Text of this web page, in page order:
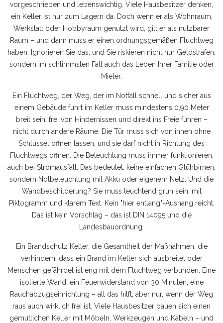
vorgeschrieben und lebenswichtig. Viele Hausbesitzer denken,
ein Keller ist nur zum Lagern da. Doch wenn er als Wohnraum,
Werkstatt oder Hobbyraum genutzt wird, gilt er als nutzbarer
Raum – und dann muss er einen ordnungsgemäßen Fluchtweg
haben. Ignorieren Sie das, und Sie riskieren nicht nur Geldstrafen,
sondern im schlimmsten Fall auch das Leben Ihrer Familie oder
Mieter.
Ein Fluchtweg der Weg, der im Notfall schnell und sicher aus
einem Gebäude führtim Keller muss mindestens 0,90 Meter
breit sein, frei von Hindernissen und direkt ins Freie führen –
nicht durch andere Räume. Die Tür muss sich von innen ohne
Schlüssel öffnen lassen, und sie darf nicht in Richtung des
Fluchtwegs öffnen. Die Beleuchtung muss immer funktionieren,
auch bei Stromausfall. Das bedeutet: keine einfachen Glühbirnen,
sondern Notbeleuchtung mit Akku oder eigenem Netz. Und die
Wandbeschilderung? Sie muss leuchtend grün sein, mit
Piktogramm und klarem Text. Kein "hier entlang"-Aushang reicht.
Das ist kein Vorschlag – das ist DIN 14095 und die
Landesbauordnung.
Ein Brandschutz Keller, die Gesamtheit der Maßnahmen, die
verhindern, dass ein Brand im Keller sich ausbreitet oder
Menschen gefährdet ist eng mit dem Fluchtweg verbunden. Eine
isolierte Wand, ein Feuerwiderstand von 30 Minuten, eine
Rauchabzugseinrichtung – all das hilft, aber nur, wenn der Weg
raus auch wirklich frei ist. Viele Hausbesitzer bauen sich einen
gemütlichen Keller mit Möbeln, Werkzeugen und Kabeln – und